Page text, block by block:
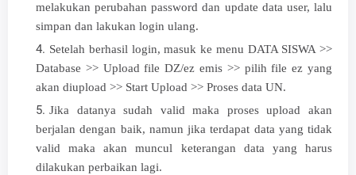
melakukan perubahan password dan update data user, lalu
simpan dan lakukan login ulang.
Setelah berhasil login, masuk ke menu DATA SISWA >>
Database >> Upload file DZ/ez emis >> pilih file ez yang
akan diupload >> Start Upload >> Proses data UN.
Jika datanya sudah valid maka proses upload akan
berjalan dengan baik, namun jika terdapat data yang tidak
valid maka akan muncul keterangan data yang harus
dilakukan perbaikan lagi.